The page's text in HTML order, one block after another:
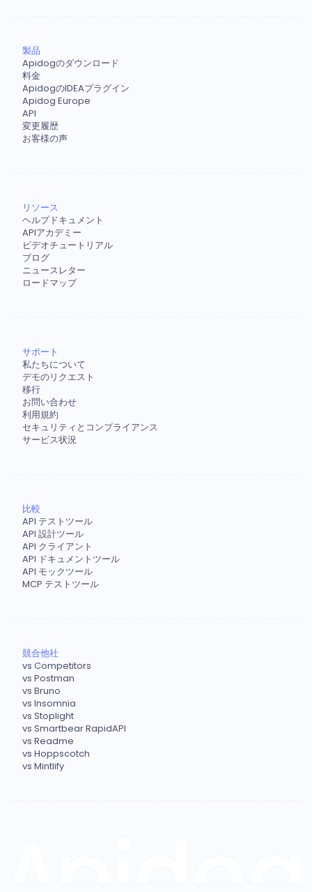
製品
Apidogのダウンロード
料金
ApidogのIDEAプラグイン
Apidog Europe
API
変更履歴
お客様の声
リソース
ヘルプドキュメント
APIアカデミー
ビデオチュートリアル
ブログ
ニュースレター
ロードマップ
サポート
私たちについて
デモのリクエスト
移行
お問い合わせ
利用規約
セキュリティとコンプライアンス
サービス状況
比較
API テストツール
API 設計ツール
API クライアント
API ドキュメントツール
API モックツール
MCP テストツール
競合他社
vs Competitors
vs Postman
vs Bruno
vs Insomnia
vs Stoplight
vs Smartbear RapidAPI
vs Readme
vs Hoppscotch
vs Mintlify